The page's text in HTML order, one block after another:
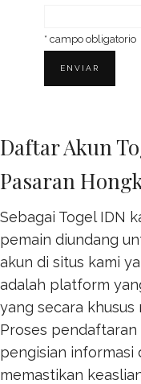
* campo obligatorio
Daftar Akun
Pasaran
Sebagai Togel IDN
pemain diundang
akun di situs kami
adalah platform
yang secara khusus
Proses
pengisian informasi
memastikan